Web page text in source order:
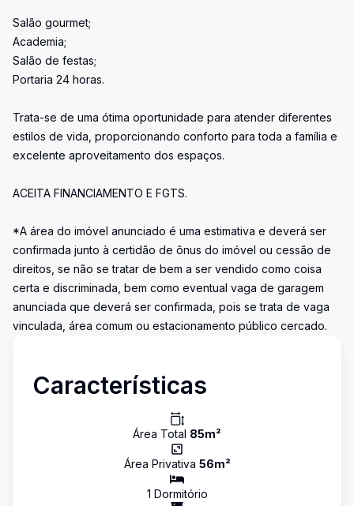
Salão gourmet;
Academia;
Salão de festas;
Portaria 24 horas.
Trata-se de uma ótima oportunidade para atender diferentes
estilos de vida, proporcionando conforto para toda a família e
excelente aproveitamento dos espaços.
ACEITA FINANCIAMENTO E FGTS.
*A área do imóvel anunciado é uma estimativa e deverá ser
confirmada junto à certidão de ônus do imóvel ou cessão de
direitos, se não se tratar de bem a ser vendido como coisa
certa e discriminada, bem como eventual vaga de garagem
anunciada que deverá ser confirmada, pois se trata de vaga
vinculada, área comum ou estacionamento público cercado.
Características
Área Total 85m²
Área Privativa 56m²
1 Dormitório